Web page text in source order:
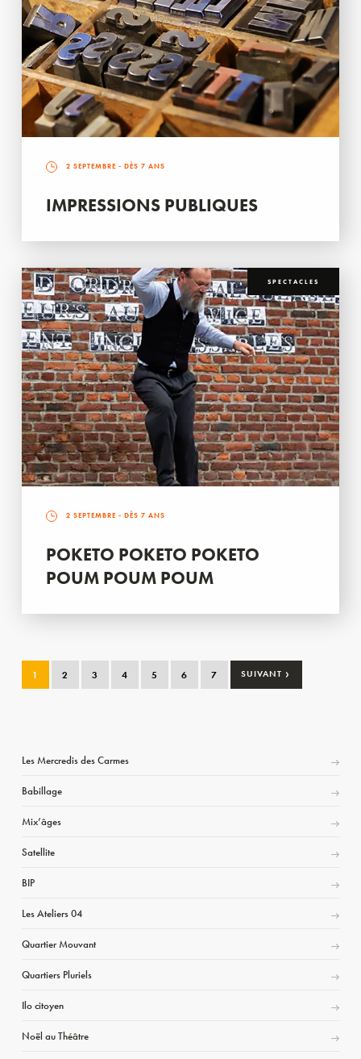
2 SEPTEMBRE - DÈS 7 ANS
IMPRESSIONS PUBLIQUES
SPECTACLES
2 SEPTEMBRE - DÈS 7 ANS
POKETO POKETO POKETO
POUM POUM POUM
1 2 3 4 5 6 7 SUIVANT ›
Les Mercredis des Carmes
Babillage
Mix’âges
Satellite
BIP
Les Ateliers 04
Quartier Mouvant
Quartiers Pluriels
Ilo citoyen
Noël au Théâtre